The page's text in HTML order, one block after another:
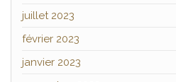
juillet 2023
février 2023
janvier 2023